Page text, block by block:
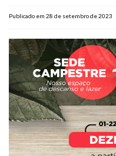
Publicado em 28 de setembro de 2023
Pós-graduação
FacebookInstagram